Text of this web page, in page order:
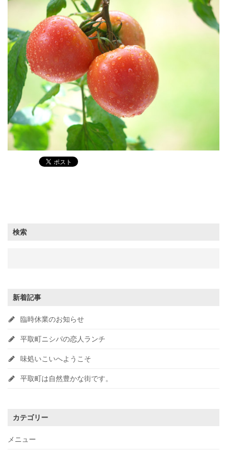
検索
新着記事
臨時休業のお知らせ
平取町ニシパの恋人ランチ
味処いこいへようこそ
平取町は自然豊かな街です。
カテゴリー
メニュー